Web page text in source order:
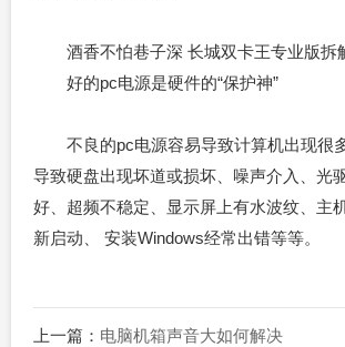
酒香不怕巷子深 长城双卡王专业版拆
好的pc电源是硬件的“保护神”
不良的pc电源容易导致计算机出现很
导致硬盘出现坏道或损坏、噪声介入、光
好、超频不稳定、显示屏上有水波纹、主
新启动、 安装Windows经常出错等等。
上一篇： 电脑机箱声音大如何解决